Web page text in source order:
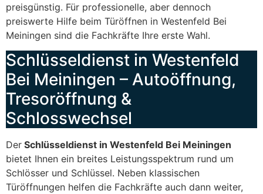
preisgünstig. Für professionelle, aber dennoch
preiswerte Hilfe beim Türöffnen in Westenfeld Bei
Meiningen sind die Fachkräfte Ihre erste Wahl.
Schlüsseldienst in Westenfeld
Bei Meiningen – Autoöffnung,
Tresoröffnung &
Schlosswechsel
Der Schlüsseldienst in Westenfeld Bei Meiningen
bietet Ihnen ein breites Leistungsspektrum rund um
Schlösser und Schlüssel. Neben klassischen
Türöffnungen helfen die Fachkräfte auch dann weiter,